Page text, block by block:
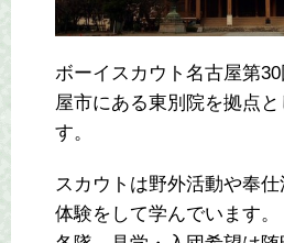
ボーイスカウト名古屋第
屋市にある東別院を拠点と
す。
スカウトは野外活動や奉
体験をして学んでいます。